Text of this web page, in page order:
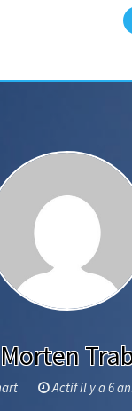
Morten
Actif il y a 6